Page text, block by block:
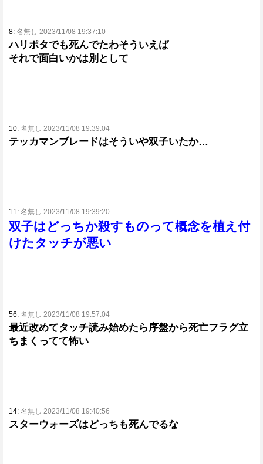
8: 名無し 2023/11/08 19:37:10
ハリポタでも死んでたわそういえば
それで面白いかは別として
10: 名無し 2023/11/08 19:39:04
テッカマンブレードはそういや双子いたか…
11: 名無し 2023/11/08 19:39:20
双子はどっちか殺すものって概念を植え付
けたタッチが悪い
56: 名無し 2023/11/08 19:57:04
最近改めてタッチ読み始めたら序盤から死亡フラグ立
ちまくってて怖い
14: 名無し 2023/11/08 19:40:56
スターウォーズはどっちも死んでるな